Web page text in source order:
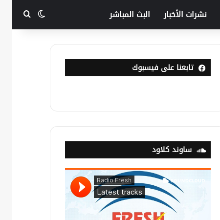
نشرات الأخبار البث المباشر الوضعبحث
تابعنا على فيسبوك
ساوند كلاود